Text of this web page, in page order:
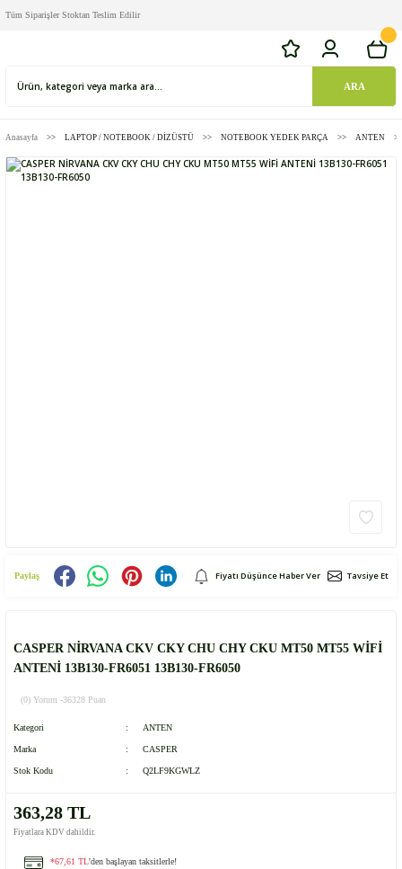
Tüm Siparişler Stoktan Teslim Edilir
ARA
Anasayfa LAPTOP / NOTEBOOK / DİZÜSTÜ NOTEBOOK YEDEK PARÇA ANTEN
Paylaş Fiyatı Düşünce Haber Ver Tavsiye Et
CASPER NİRVANA CKV CKY CHU CHY CKU MT50 MT55 WİFİ
ANTENİ 13B130-FR6051 13B130-FR6050
(0) Yorum -36328 Puan
Kategori ANTEN
Marka CASPER
Stok Kodu Q2LF9KGWLZ
363,28 TL
Fiyatlara KDV dahildir.
*67,61 TL'den başlayan taksitlerle!